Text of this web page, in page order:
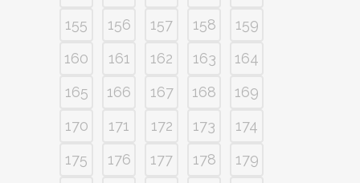
155
156 157 158
159
160
161 162 163
164
165
166 167 168
169
170
171 172 173
174
175
176 177 178
179